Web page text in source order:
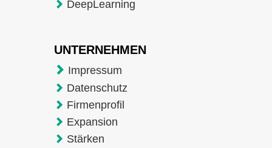
DeepLearning
UNTERNEHMEN
Impressum
Datenschutz
Firmenprofil
Expansion
Stärken